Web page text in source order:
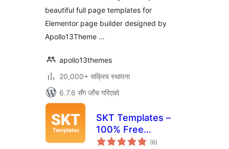
beautiful full page templates for
Elementor page builder designed by
Apollo13Theme …
apollo13themes
20,000+ सक्रिय स्थापना
6.7.6 सँग जाँच गरिएको
SKT Templates –
100% Free
Templates for
(6कुल
रेटिङ्गहरू
)